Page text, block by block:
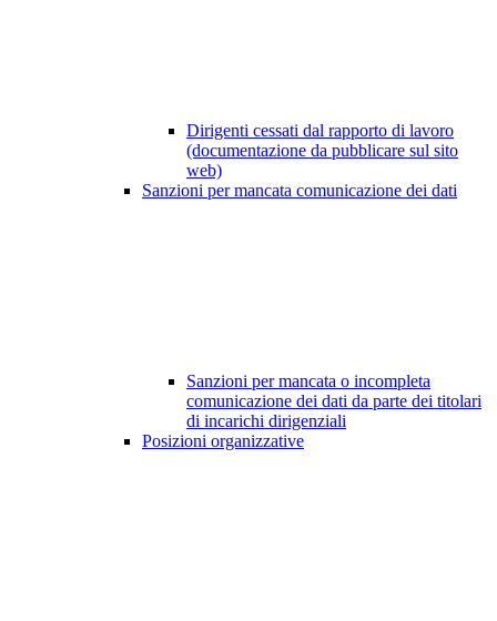
Dirigenti cessati dal rapporto di lavoro
(documentazione da pubblicare sul sito
web)
Sanzioni per mancata comunicazione dei dati
Sanzioni per mancata o incompleta
comunicazione dei dati da parte dei titolari
di incarichi dirigenziali
Posizioni organizzative